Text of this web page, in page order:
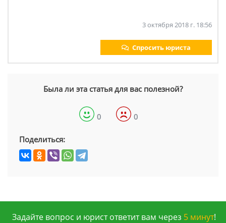
3 октября 2018 г. 18:56
Спросить юриста
Была ли эта статья для вас полезной?
0 0
Поделиться:
Задайте вопрос и юрист ответит вам через 5 минут!